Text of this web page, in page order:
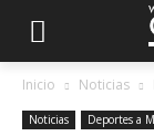
Inicio Noticias
Noticias Deportes a